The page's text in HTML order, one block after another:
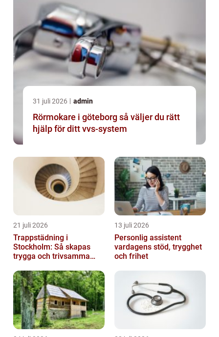
31 juli 2026 admin
Rörmokare i göteborg så väljer du rätt
hjälp för ditt vvs-system
21 juli 2026
Trappstädning i
Stockholm: Så skapas
trygga och trivsamma
13 juli 2026
Personlig assistent
vardagens stöd, trygghet
och frihet